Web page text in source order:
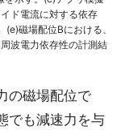
ド電流に対する依存
磁場配位Bにおける、
波電力依存性の計測結
の磁場配位で
でも減速力を与